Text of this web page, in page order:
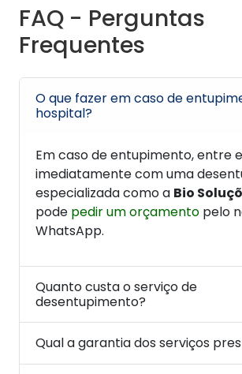
FAQ - Perguntas
Frequentes
O que fazer em caso de
hospital?
Em caso de entupimento, entre
imediatamente com uma
especializada como a Bio
pode pedir um orçamento pelo
WhatsApp.
Quanto custa o serviço de
desentupimento?
Qual a garantia dos serviços